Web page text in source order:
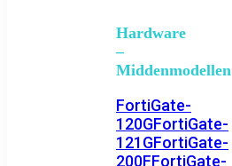
Hardware
–
Middenmodellen
FortiGate-
120GFortiGate-
121GFortiGate-
200FFortiGate-